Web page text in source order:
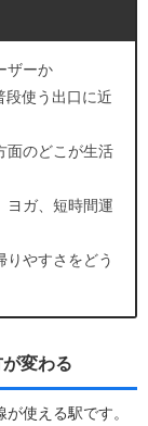
ザーか
段使う出口に近
面のどこが生活
ヨガ、短時間運
りやすさをどう
変わる
使える駅です。